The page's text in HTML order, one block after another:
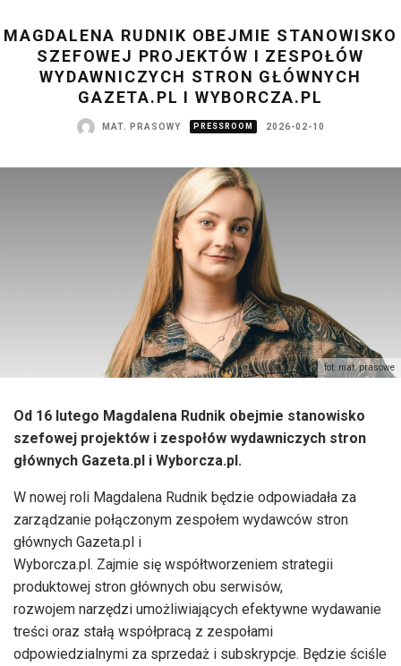
MAGDALENA RUDNIK OBEJMIE STANOWISKO
SZEFOWEJ PROJEKTÓW I ZESPOŁÓW
WYDAWNICZYCH STRON GŁÓWNYCH
GAZETA.PL I WYBORCZA.PL
MAT. PRASOWY PRESSROOM 2026-02-10
fot. mat. prasowe
Od 16 lutego Magdalena Rudnik obejmie stanowisko
szefowej projektów i zespołów wydawniczych stron
głównych Gazeta.pl i Wyborcza.pl.
W nowej roli Magdalena Rudnik będzie odpowiadała za
zarządzanie połączonym zespołem wydawców stron
głównych Gazeta.pl i
Wyborcza.pl. Zajmie się współtworzeniem strategii
produktowej stron głównych obu serwisów,
rozwojem narzędzi umożliwiających efektywne wydawanie
treści oraz stałą współpracą z zespołami
odpowiedzialnymi za sprzedaż i subskrypcje. Będzie ściśle